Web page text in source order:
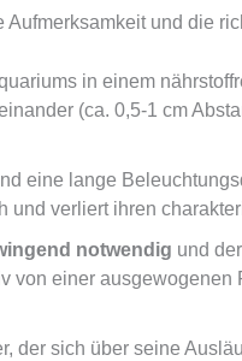
und die
in einem
(ca. 0,5-1 cm
eine lange
und verliert ihren
notwendig und
von einer
der sich über seine